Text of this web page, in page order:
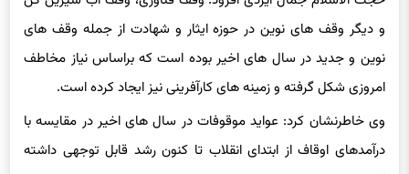
نوین و جدید در سال های اخیر بوده است که براساس نیاز مخاطف
امروزی شکل گرفته و زمینه های کارآفرینی نیز ایجاد کرده است.
وی خاطرنشان کرد: عواید موقوفات در سال های اخیر در مقایسه با
درآمدهای اوقاف از ابتدای انقلاب تا کنون رشد قابل توجهی داشته
است.